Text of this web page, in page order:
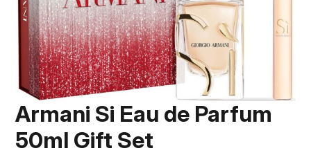
Armani Si Eau de Parfum
50ml Gift Set